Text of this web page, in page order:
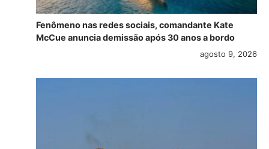
Fenômeno nas redes sociais, comandante Kate
McCue anuncia demissão após 30 anos a bordo
agosto 9, 2026